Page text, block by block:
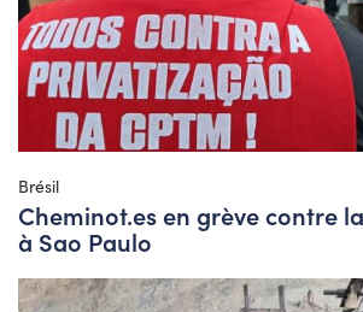
Brésil
Cheminot.es en grève contre
à Sao Paulo